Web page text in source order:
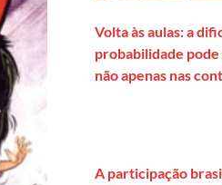
Volta às aulas: a
probabilidade
não apenas nas
A participação